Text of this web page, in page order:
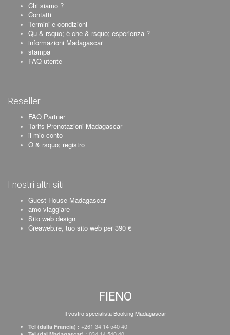
Chi siamo ?
Contatti
Termini e condizioni
Qu & rsquo; è che & rsquo; esperienza ?
informazioni Madagascar
stampa
FAQ utente
Reseller
FAQ Partner
Tarifs Prenotazioni Madagascar
il mio conto
O & rsquo; registro
I nostri altri siti
Guest House Madagascar
amo viaggiare
Sito web design
Creaweb.re, tuo sito web per 390 €
FIENO
Il vostro specialista Booking Madagascar
Tel (dalla Francia) : +261 34 14 540 40